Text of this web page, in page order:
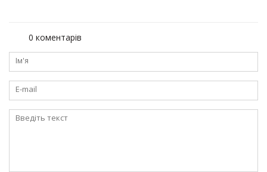
0 коментарів